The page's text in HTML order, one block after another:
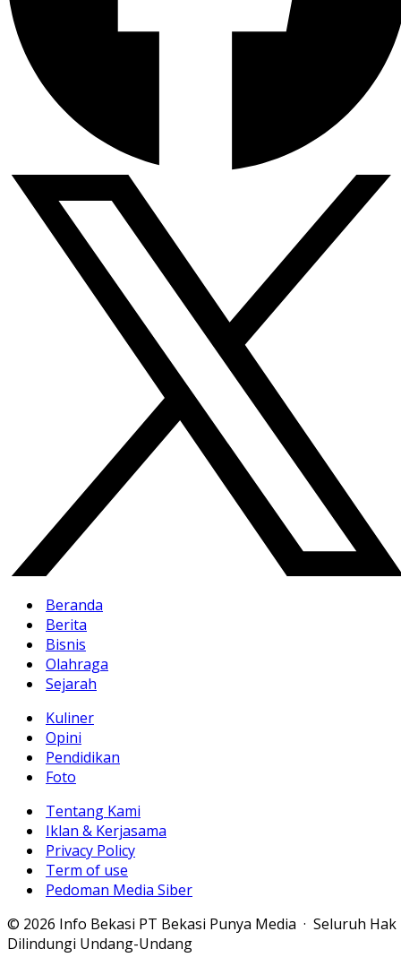
Beranda
Berita
Bisnis
Olahraga
Sejarah
Kuliner
Opini
Pendidikan
Foto
Tentang Kami
Iklan & Kerjasama
Privacy Policy
Term of use
Pedoman Media Siber
© 2026 Info Bekasi PT Bekasi Punya Media · Seluruh Hak
Dilindungi Undang-Undang